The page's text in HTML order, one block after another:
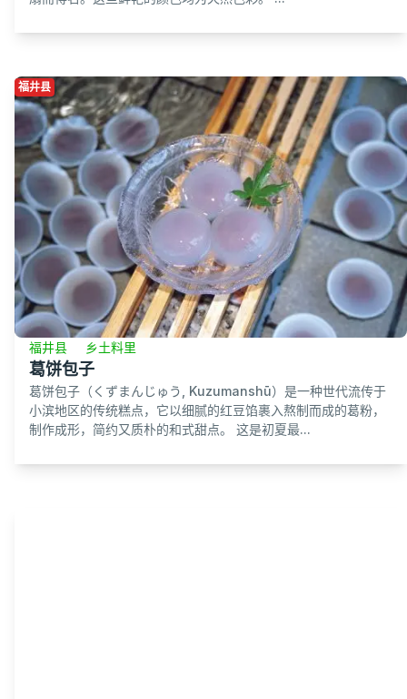
福井县
福井县 乡土料里
葛饼包子
葛饼包子（くずまんじゅう, Kuzumanshū）是一种世代流传于
小滨地区的传统糕点，它以细腻的红豆馅裹入熬制而成的葛粉，
制作成形，简约又质朴的和式甜点。 这是初夏最...